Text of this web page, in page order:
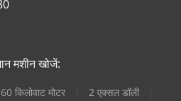
मशीन खोजें:
किलोवाट मोटर
2 एक्सल डॉली